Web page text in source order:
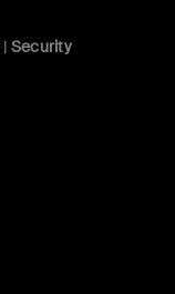
| Security